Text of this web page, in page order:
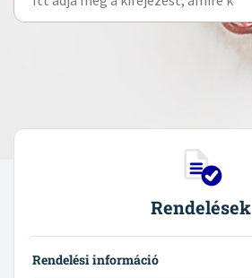
Rendelések
Rendelési információ